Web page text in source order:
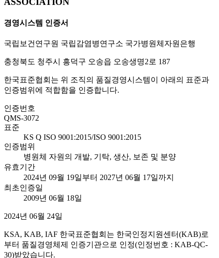
경영시스템 인증서
국립보건연구원 국립감염병연구소 국가병원체자원은행
충청북도 청주시 흥덕구 오송읍 오송생명2로 187
한국표준협회는 위 조직의 품질경영시스템이 아래의 표준과
인증범위에 적합함을 인증합니다.
인증번호
QMS-3072
표준
KS Q ISO 9001:2015/ISO 9001:2015
인증범위
병원체 자원의 개발, 기탁, 생산, 보존 및 분양
유효기간
2024년 09월 19일부터 2027년 06월 17일까지
최초인증일
2009년 06월 18일
2024년 06월 24일
KSA, KAB, IAF 한국표준협회는 한국인정지원센터(KAB)로
부터 품질경영체제 인증기관으로 인정(인정번호 : KAB-QC-
30)받았습니다.